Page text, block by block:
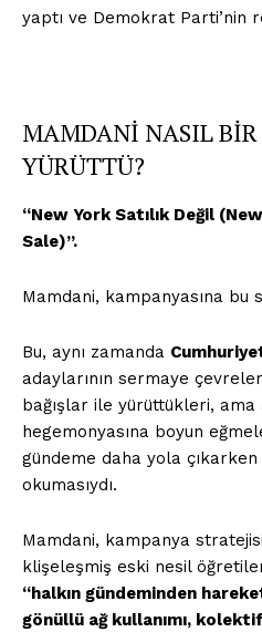
yaptı ve Demokrat Parti’nin
MAMDANİ NASIL
YÜRÜTTÜ?
“New York Satılık Değil
Sale)”.
Mamdani, kampanyasına bu
Bu, aynı zamanda
adaylarının sermaye
bağışlar ile yürüttükleri, ama
hegemonyasına boyun
gündeme daha yola
okumasıydı.
Mamdani, kampanya
klişeleşmiş eski nesil
“halkın gündeminden
gönüllü ağ kullanımı,